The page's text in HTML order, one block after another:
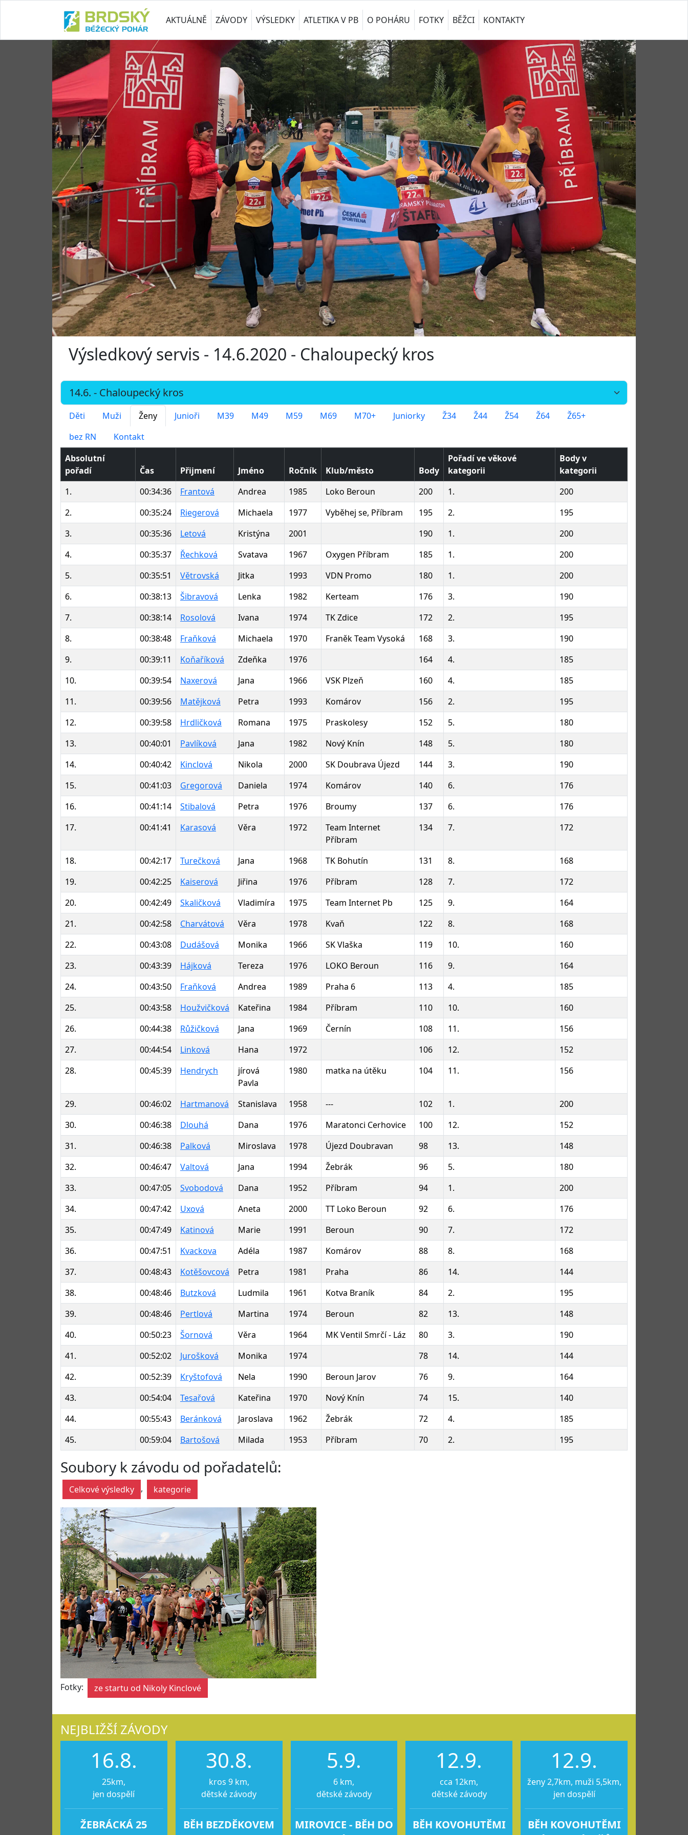
AKTUÁLNĚ ZÁVODY VÝSLEDKY ATLETIKA V PB O POHÁRU FOTKY BĚŽCI KONTAKTY
Výsledkový servis - 14.6.2020 - Chaloupecký kros
Děti Muži Ženy Junioři M39 M49 M59 M69 M70+ Juniorky Ž34 Ž44 Ž54 Ž64
Ž65+
bez RN
Kontakt
Absolutní
pořadí
Čas Přijmení Jméno Ročník Klub/město Body
Pořadí ve věkové
kategorii
Body v
kategorii
1.
00:34:36 Frantová Andrea 1985 Loko Beroun 200 1.
200
2.
00:35:24 Riegerová Michaela 1977 Vyběhej se, Příbram 195 2.
195
3.
00:35:36 Letová Kristýna 2001 190 1.
200
4.
00:35:37 Řechková Svatava 1967 Oxygen Příbram 185 1.
200
5.
00:35:51 Větrovská Jitka 1993 VDN Promo 180 1.
200
6.
00:38:13 Šibravová Lenka 1982 Kerteam 176 3.
190
7.
00:38:14 Rosolová Ivana 1974 TK Zdice 172 2.
195
8.
00:38:48 Fraňková Michaela 1970 Franěk Team Vysoká 168 3.
190
9.
00:39:11 Koňaříková Zdeňka 1976 164 4.
185
10.
00:39:54 Naxerová Jana 1966 VSK Plzeň 160 4.
185
11.
00:39:56 Matějková Petra 1993 Komárov 156 2.
195
12.
00:39:58 Hrdličková Romana 1975 Praskolesy 152 5.
180
13.
00:40:01 Pavlíková Jana 1982 Nový Knín 148 5.
180
14.
00:40:42 Kinclová Nikola 2000 SK Doubrava Újezd 144 3.
190
15.
00:41:03 Gregorová Daniela 1974 Komárov 140 6.
176
16.
00:41:14 Stibalová Petra 1976 Broumy 137 6.
176
17.
00:41:41 Karasová Věra 1972
Team Internet
Příbram
134 7. 172
18. 00:42:17 Turečková Jana 1968 TK Bohutín 131 8.
168
19.
00:42:25 Kaiserová Jiřina 1976 Příbram 128 7.
172
20.
00:42:49 Skaličková Vladimíra 1975 Team Internet Pb 125 9.
164
21.
00:42:58 Charvátová Věra 1978 Kvaň 122 8.
168
22.
00:43:08 Dudášová Monika 1966 SK Vlaška 119 10.
160
23.
00:43:39 Hájková Tereza 1976 LOKO Beroun 116 9.
164
24.
00:43:50 Fraňková Andrea 1989 Praha 6 113 4.
185
25.
00:43:58 Houžvičková Kateřina 1984 Příbram 110 10.
160
26.
00:44:38 Růžičková Jana 1969 Černín 108 11.
156
27.
00:44:54 Linková Hana 1972 106 12.
152
28.
00:45:39 Hendrych
jírová
Pavla
1980 matka na útěku 104 11. 156
29. 00:46:02 Hartmanová Stanislava 1958 --- 102 1.
200
30.
00:46:38 Dlouhá Dana 1976 Maratonci Cerhovice 100 12.
152
31.
00:46:38 Palková Miroslava 1978 Újezd Doubravan 98 13.
148
32.
00:46:47 Valtová Jana 1994 Žebrák 96 5.
180
33.
00:47:05 Svobodová Dana 1952 Příbram 94 1.
200
34.
00:47:42 Uxová Aneta 2000 TT Loko Beroun 92 6.
176
35.
00:47:49 Katinová Marie 1991 Beroun 90 7.
172
36.
00:47:51 Kvackova Adéla 1987 Komárov 88 8.
168
37.
00:48:43 Kotěšovcová Petra 1981 Praha 86 14.
144
38.
00:48:46 Butzková Ludmila 1961 Kotva Braník 84 2.
195
39.
00:48:46 Pertlová Martina 1974 Beroun 82 13.
148
40.
00:50:23 Šornová Věra 1964 MK Ventil Smrčí - Láz 80 3.
190
41.
00:52:02 Jurošková Monika 1974 78 14.
144
42.
00:52:39 Kryštofová Nela 1990 Beroun Jarov 76 9.
164
43.
00:54:04 Tesařová Kateřina 1970 Nový Knín 74 15.
140
44.
00:55:43 Beránková Jaroslava 1962 Žebrák 72 4.
185
45.
00:59:04 Bartošová Milada 1953 Příbram 70 2. 195
Soubory k závodu od pořadatelů:
Celkové výsledky , kategorie
Fotky: ze startu od Nikoly Kinclové
NEJBLIŽŠÍ ZÁVODY
16.8.
25km,
jen dospělí
ŽEBRÁCKÁ 25
30.8.
kros 9 km,
dětské závody
BĚH BEZDĚKOVEM
5.9.
6 km,
dětské závody
MIROVICE - BĚH DO
12.9.
cca 12km,
dětské závody
BĚH KOVOHUTĚMI
12.9.
ženy 2,7km, muži 5,5km,
jen dospělí
BĚH KOVOHUTĚMI